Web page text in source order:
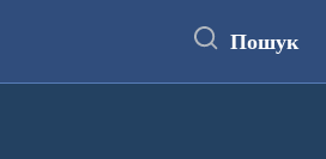
Пошук